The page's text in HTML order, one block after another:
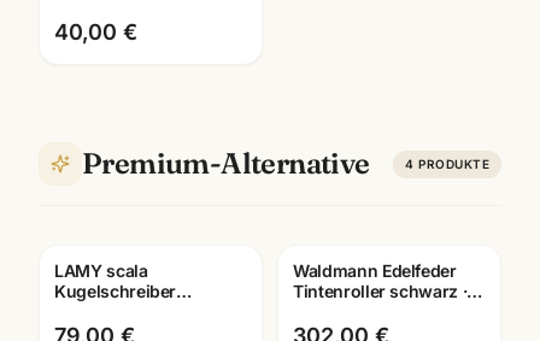
Lasergravur Mannheim
40,00 €
Premium-Alternative 4 PRODUKTE
Gravur
LAMY scala
Kugelschreiber
Limited ·
79,00 €
Gravur
Waldmann Edelfeder
Tintenroller schwarz ·
0149 · mit Lasergravur
302,00 €